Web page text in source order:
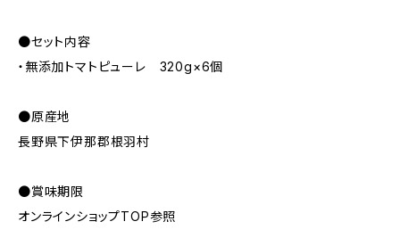
●セット内容
・無添加トマトピューレ 320g×6個
●原産地
長野県下伊那郡根羽村
●賞味期限
オンラインショップTOP参照